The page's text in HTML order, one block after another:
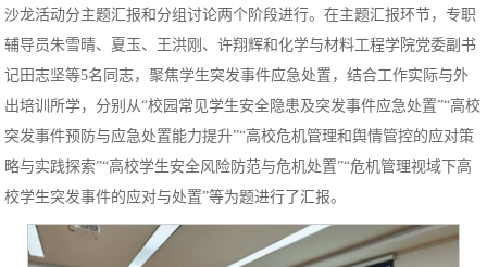
沙龙活动分主题汇报和分组讨论两个阶段进行。在主题汇报环节，专职
辅导员朱雪晴、夏玉、王洪刚、许翔辉和化学与材料工程学院党委副书
记田志坚等5名同志，聚焦学生突发事件应急处置，结合工作实际与外
出培训所学，分别从“校园常见学生安全隐患及突发事件应急处置”“高校
突发事件预防与应急处置能力提升”“高校危机管理和舆情管控的应对策
略与实践探索”“高校学生安全风险防范与危机处置”“危机管理视域下高
校学生突发事件的应对与处置”等为题进行了汇报。